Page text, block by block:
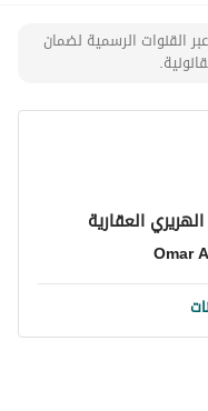
القنوات الرسمية لضمان
العقارية
Omar